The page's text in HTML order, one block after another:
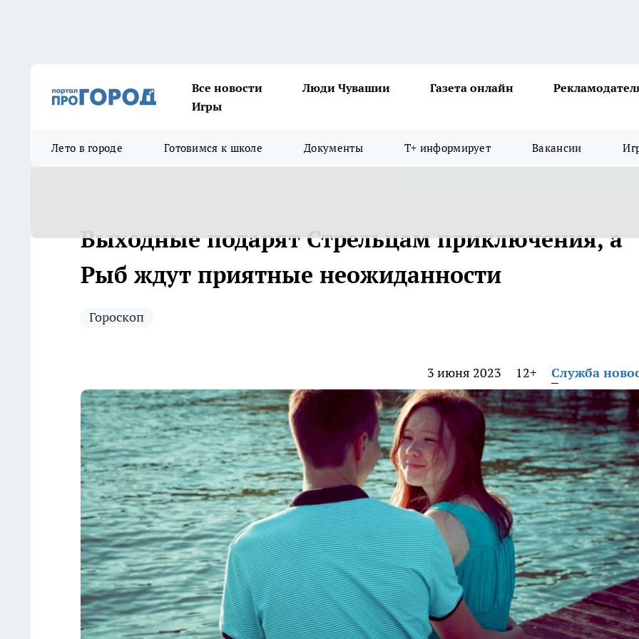
Все новости Люди Чувашии Газета онлайн
Игры
Лето в городе Готовимся к школе Документы Т+ информирует Вакансии
Выходные подарят Стрельцам приключения, а
Рыб ждут приятные неожиданности
Гороскоп
3 июня 2023 12+ Служба